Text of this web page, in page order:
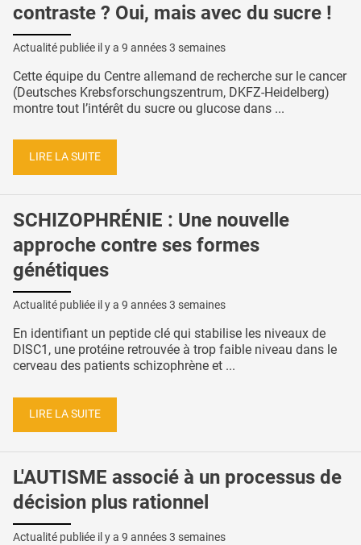
contraste ? Oui, mais avec du sucre !
Actualité publiée il y a 9 années 3 semaines
Cette équipe du Centre allemand de recherche sur le cancer
(Deutsches Krebsforschungszentrum, DKFZ-Heidelberg)
montre tout l’intérêt du sucre ou glucose dans ...
LIRE LA SUITE
SCHIZOPHRÉNIE : Une nouvelle
approche contre ses formes
génétiques
Actualité publiée il y a 9 années 3 semaines
En identifiant un peptide clé qui stabilise les niveaux de
DISC1, une protéine retrouvée à trop faible niveau dans le
cerveau des patients schizophrène et ...
LIRE LA SUITE
L'AUTISME associé à un processus de
décision plus rationnel
Actualité publiée il y a 9 années 3 semaines